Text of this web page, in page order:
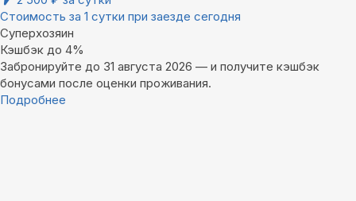
Стоимость за 1 сутки при заезде сегодня
Суперхозяин
Кэшбэк до 4%
Забронируйте до 31 августа 2026 — и получите кэшбэк
бонусами после оценки проживания.
Подробнее